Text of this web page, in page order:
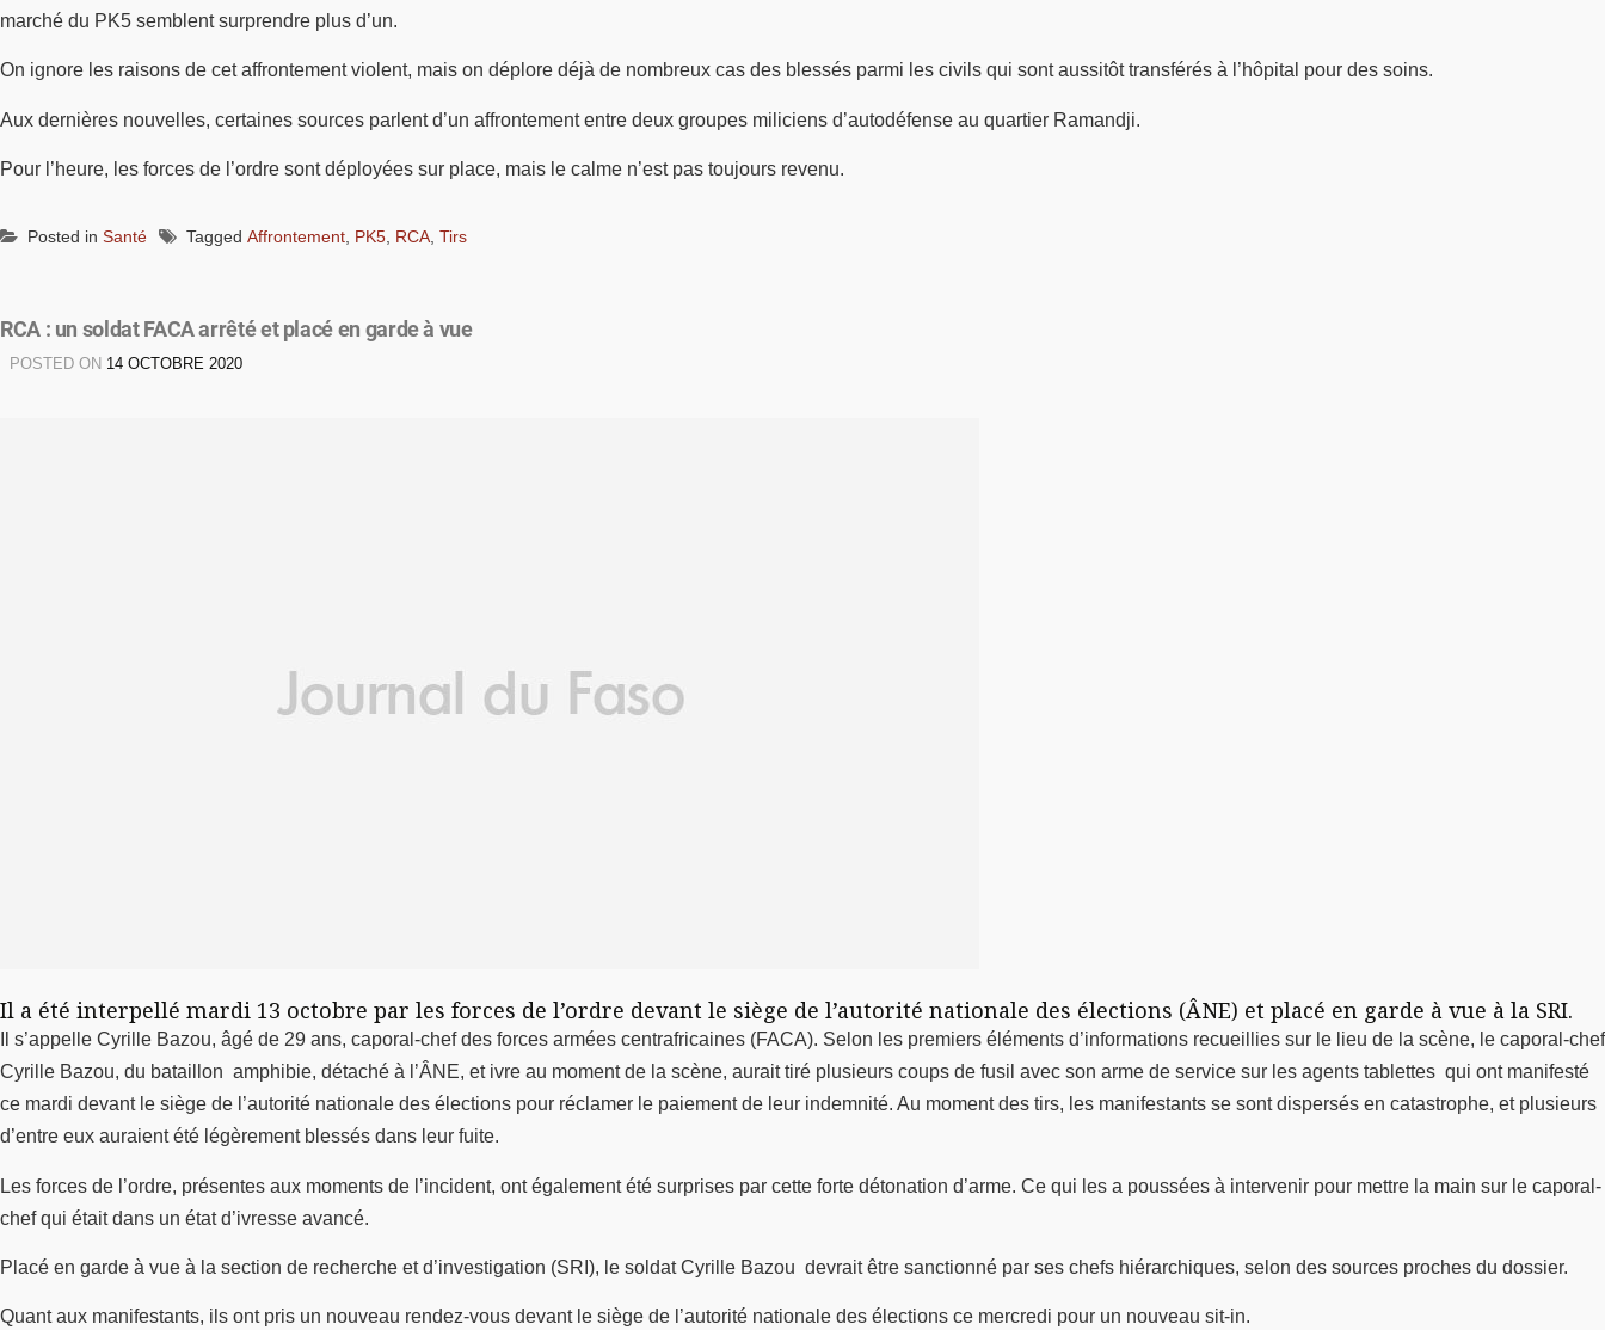
marché du PK5 semblent surprendre plus d’un.
On ignore les raisons de cet affrontement violent, mais on déplore déjà de nombreux cas des blessés parmi les civils qui sont aussitôt transférés à l’hôpital pour des soins.
Aux dernières nouvelles, certaines sources parlent d’un affrontement entre deux groupes miliciens d’autodéfense au quartier Ramandji.
Pour l’heure, les forces de l’ordre sont déployées sur place, mais le calme n’est pas toujours revenu.
Posted in Santé Tagged Affrontement, PK5, RCA, Tirs
RCA : un soldat FACA arrêté et placé en garde à vue
POSTED ON 14 OCTOBRE 2020
Il a été interpellé mardi 13 octobre par les forces de l’ordre devant le siège de l’autorité nationale des élections (ÂNE) et placé en garde à vue à la SRI.
Il s’appelle Cyrille Bazou, âgé de 29 ans, caporal-chef des forces armées centrafricaines (FACA). Selon les premiers éléments d’informations recueillies sur le lieu de la scène, le caporal-chef
Cyrille Bazou, du bataillon amphibie, détaché à l’ÂNE, et ivre au moment de la scène, aurait tiré plusieurs coups de fusil avec son arme de service sur les agents tablettes qui ont manifesté
ce mardi devant le siège de l’autorité nationale des élections pour réclamer le paiement de leur indemnité. Au moment des tirs, les manifestants se sont dispersés en catastrophe, et plusieurs
d’entre eux auraient été légèrement blessés dans leur fuite.
Les forces de l’ordre, présentes aux moments de l’incident, ont également été surprises par cette forte détonation d’arme. Ce qui les a poussées à intervenir pour mettre la main sur le caporal-
chef qui était dans un état d’ivresse avancé.
Placé en garde à vue à la section de recherche et d’investigation (SRI), le soldat Cyrille Bazou devrait être sanctionné par ses chefs hiérarchiques, selon des sources proches du dossier.
Quant aux manifestants, ils ont pris un nouveau rendez-vous devant le siège de l’autorité nationale des élections ce mercredi pour un nouveau sit-in.